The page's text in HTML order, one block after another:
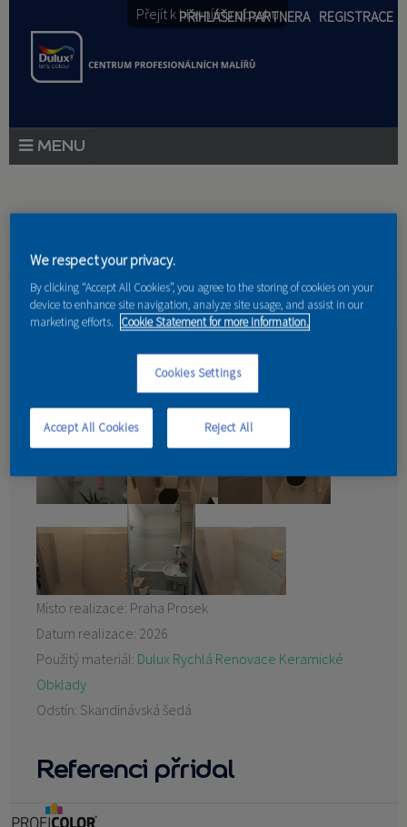
Přejít k hlavnímu obsahu
PŘIHLÁŠENÍ PARTNERA REGISTRACE
PORADENSTVÍ
AKCE A NOVINKY
KONTAKT
Domov»Referencie»Jana Topolančinová
Renovace
koupelny a WC
Místo realizace: Praha Prosek
Datum realizace: 2026
Použitý materiál: Dulux Rychlá Renovace Keramické
Obklady
Odstín: Skandinávská šedá
Referenci přridal
We respect your privacy.
By clicking “Accept All Cookies”, you agree to the storing of cookies on your
device to enhance site navigation, analyze site usage, and assist in our
marketing efforts. Cookie Statement for more information.
Cookies Settings
Reject All
Accept All Cookies